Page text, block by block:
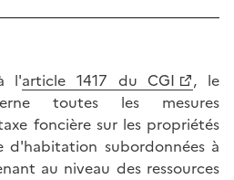
l'article 1417 du CGI
, le
toutes les mesures
foncière sur les propriétés
d'habitation subordonnées à
au niveau des ressources